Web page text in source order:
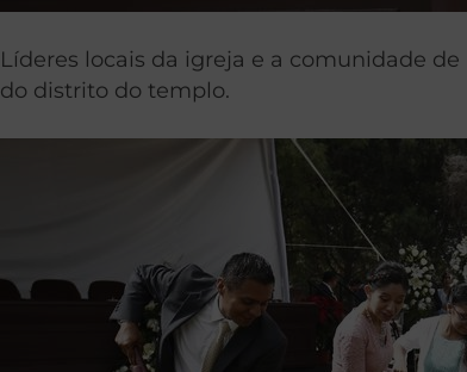
Líderes locais da igreja e a comunidade
do distrito do templo.